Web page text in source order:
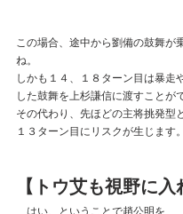
この場合、途中から劉備の鼓舞が
ね。
しかも１４、１８ターン目は暴走
した鼓舞を上杉謙信に渡すことが
その代わり、先ほどの主将挑発型
１３ターン目にリスクが生じます。
【トウ艾も視野に入